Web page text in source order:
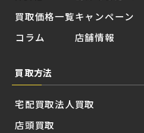
買取価格一覧
コラム
キャンペーン
店舗情報
買取方法
宅配買取
店頭買取
法人買取